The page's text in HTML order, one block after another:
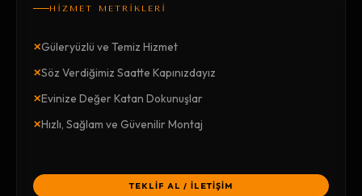
HİZMET METRİKLERİ
×Güleryüzlü ve Temiz Hizmet
×Söz Verdiğimiz Saatte Kapınızdayız
×Evinize Değer Katan Dokunuşlar
×Hızlı, Sağlam ve Güvenilir Montaj
TEKLİF AL / İLETİŞİM